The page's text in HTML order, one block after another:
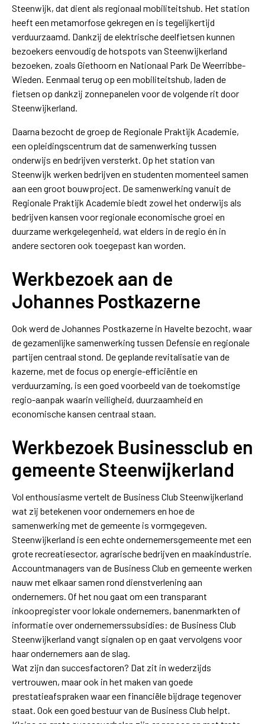
Steenwijk, dat dient als regionaal mobiliteitshub. Het station
heeft een metamorfose gekregen en is tegelijkertijd
verduurzaamd. Dankzij de elektrische deelfietsen kunnen
bezoekers eenvoudig de hotspots van Steenwijkerland
bezoeken, zoals Giethoorn en Nationaal Park De Weerribbe-
Wieden. Eenmaal terug op een mobiliteitshub, laden de
fietsen op dankzij zonnepanelen voor de volgende rit door
Steenwijkerland.
Daarna bezocht de groep de Regionale Praktijk Academie,
een opleidingscentrum dat de samenwerking tussen
onderwijs en bedrijven versterkt. Op het station van
Steenwijk werken bedrijven en studenten momenteel samen
aan een groot bouwproject. De samenwerking vanuit de
Regionale Praktijk Academie biedt zowel het onderwijs als
bedrijven kansen voor regionale economische groei en
duurzame werkgelegenheid, wat elders in de regio én in
andere sectoren ook toegepast kan worden.
Werkbezoek aan de
Johannes Postkazerne
Ook werd de Johannes Postkazerne in Havelte bezocht, waar
de gezamenlijke samenwerking tussen Defensie en regionale
partijen centraal stond. De geplande revitalisatie van de
kazerne, met de focus op energie-efficiëntie en
verduurzaming, is een goed voorbeeld van de toekomstige
regio-aanpak waarin veiligheid, duurzaamheid en
economische kansen centraal staan.
Werkbezoek Businessclub en
gemeente Steenwijkerland
Vol enthousiasme vertelt de Business Club Steenwijkerland
wat zij betekenen voor ondernemers en hoe de
samenwerking met de gemeente is vormgegeven.
Steenwijkerland is een echte ondernemersgemeente met een
grote recreatiesector, agrarische bedrijven en maakindustrie.
Accountmanagers van de Business Club en gemeente werken
nauw met elkaar samen rond dienstverlening aan
ondernemers. Of het nou gaat om een transparant
inkoopregister voor lokale ondernemers, banenmarkten of
informatie over ondernemerssubsidies: de Business Club
Steenwijkerland vangt signalen op en gaat vervolgens voor
haar ondernemers aan de slag.
Wat zijn dan succesfactoren? Dat zit in wederzijds
vertrouwen, maar ook in het maken van goede
prestatieafspraken waar een financiële bijdrage tegenover
staat. Ook een goed bestuur van de Business Club helpt.